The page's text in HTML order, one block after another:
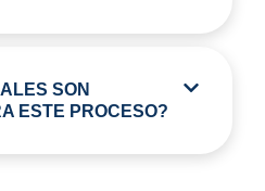
SON
ESTE PROCESO?